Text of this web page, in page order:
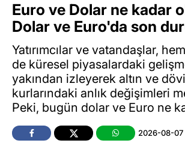
Euro ve Dolar ne kadar
Dolar ve Euro'da son
Yatırımcılar ve vatandaşlar,
de küresel piyasalardaki
yakından izleyerek altın ve
kurlarındaki anlık değişimleri
Peki, bugün dolar ve Euro ne
2026-08-07